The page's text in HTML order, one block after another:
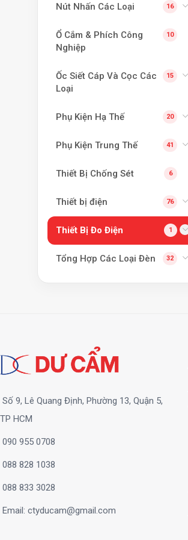
Nút Nhấn Các Loại 16
Ổ Cắm & Phích Công
Nghiệp
10
Ốc Siết Cáp Và Cọc Các
Loại
15
Phụ Kiện Hạ Thế 20
Phụ Kiện Trung Thế 41
Thiết Bị Chống Sét 6
Thiết bị điện 76
Thiết Bị Đo Điện 1
Tổng Hợp Các Loại Đèn 32
Số 9, Lê Quang Định, Phường 13, Quận 5,
TP HCM
090 955 0708
088 828 1038
088 833 3028
Email: ctyducam@gmail.com